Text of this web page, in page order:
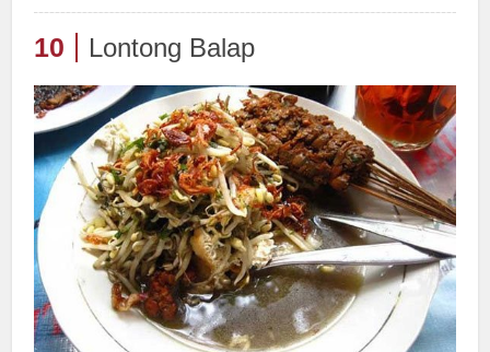
10 Lontong Balap